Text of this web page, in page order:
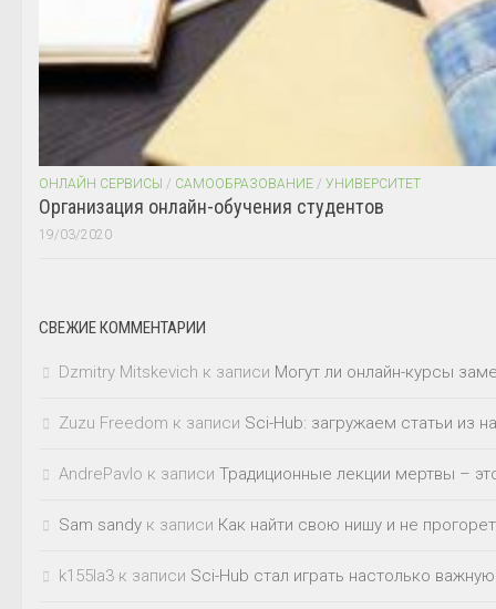
ОНЛАЙН СЕРВИСЫ / САМООБРАЗОВАНИЕ / УНИВЕРСИТЕТ
Организация онлайн-обучения студентов
19/03/2020
СВЕЖИЕ КОММЕНТАРИИ
Dzmitry Mitskevich к записи Могут ли онлайн-курсы
Zuzu Freedom к записи Sci-Hub: загружаем статьи из
AndrePavlo к записи Традиционные лекции мертвы –
Sam sandy к записи Как найти свою нишу и не
k155la3 к записи Sci-Hub стал играть настолько